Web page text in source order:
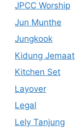
JPCC Worship
Jun Munthe
Jungkook
Kidung Jemaat
Kitchen Set
Layover
Legal
Lely Tanjung